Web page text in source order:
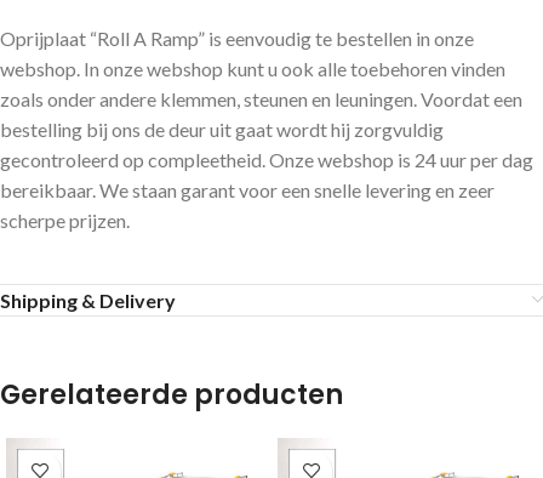
Oprijplaat “Roll A Ramp” is eenvoudig te bestellen in onze
webshop. In onze webshop kunt u ook alle toebehoren vinden
zoals onder andere klemmen, steunen en leuningen. Voordat een
bestelling bij ons de deur uit gaat wordt hij zorgvuldig
gecontroleerd op compleetheid. Onze webshop is 24 uur per dag
bereikbaar. We staan garant voor een snelle levering en zeer
scherpe prijzen.
Shipping & Delivery
Gerelateerde producten